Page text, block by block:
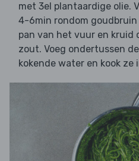
met 3el plantaardige olie.
4-6min rondom goudbruin
pan van het vuur en kruid
zout. Voeg ondertussen de
kokende water en kook ze